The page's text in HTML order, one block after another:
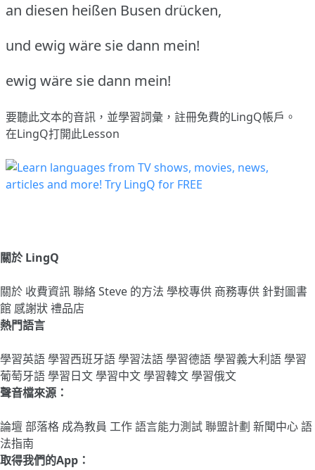
an diesen heißen Busen drücken,
und ewig wäre sie dann mein!
ewig wäre sie dann mein!
要聽此文本的音訊，並學習詞彙， 註冊免費的LingQ帳戶。
在LingQ打開此Lesson
關於 LingQ
關於 收費資訊聯絡Steve 的方法 學校專供 商務專供 針對圖書
館 感謝狀禮品店
熱門語言
學習英語學習西班牙語學習法語學習德語學習義大利語學習
葡萄牙語學習日文學習中文學習韓文學習俄文
聲音檔來源：
論壇部落格 成為教員 工作語言能力測試聯盟計劃 新聞中心語
法指南
取得我們的App：